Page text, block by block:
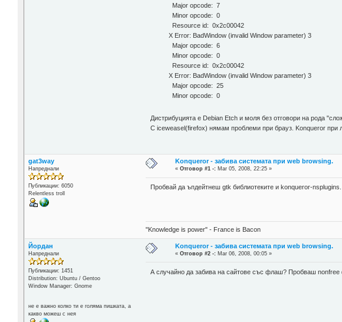
Major opcode: 7
Minor opcode: 0
Resource id: 0x2c00042
X Error: BadWindow (invalid Window parameter) 3
Major opcode: 6
Minor opcode: 0
Resource id: 0x2c00042
X Error: BadWindow (invalid Window parameter) 3
Major opcode: 25
Minor opcode: 0
Дистрибуцията е Debian Etch и моля без отговори на рода
С iceweasel(firefox) нямам проблеми при брауз. Konqueror при
gat3way
Напреднали
Публикации: 6050
Relentless troll
Konqueror - забива системата при web browsing.
«Отговор #1 -: Mar 05, 2008, 22:25 »
Пробвай да ъпдейтнеш gtk библиотеките и konqueror-
"Knowledge is power" - France is Bacon
Йордан
Напреднали
Публикации: 1451
Distribution: Ubuntu / Gentoo
Window Manager: Gnome
не е важно колко ти е голяма пишката, а
какво можеш с нея
Konqueror - забива системата при web browsing.
«Отговор #2 -: Mar 06, 2008, 00:05 »
А случайно да забива на сайтове със флаш? Пробваш